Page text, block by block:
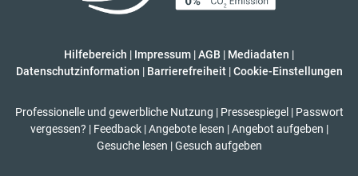
Hilfebereich | Impressum |AGB | Mediadaten |
Datenschutzinformation | Barrierefreiheit | Cookie-Einstellungen
Professionelle und gewerbliche Nutzung | Pressespiegel | Passwort
vergessen? | Feedback | Angebote lesen | Angebot aufgeben |
Gesuche lesen | Gesuch aufgeben